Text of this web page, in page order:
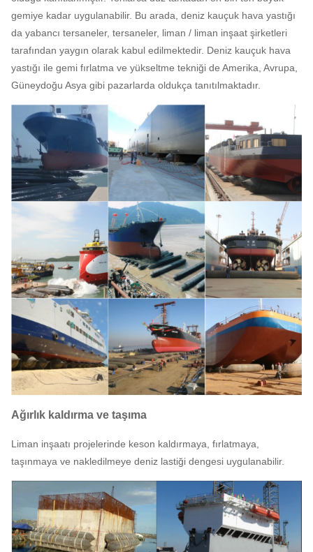
gemiye kadar uygulanabilir. Bu arada, deniz kauçuk hava yastığı
da yabancı tersaneler, tersaneler, liman / liman inşaat şirketleri
tarafından yaygın olarak kabul edilmektedir. Deniz kauçuk hava
yastığı ile gemi fırlatma ve yükseltme tekniği de Amerika, Avrupa,
Güneydoğu Asya gibi pazarlarda oldukça tanıtılmaktadır.
Ağırlık kaldırma ve taşıma
Liman inşaatı projelerinde keson kaldırmaya, fırlatmaya,
taşınmaya ve nakledilmeye deniz lastiği dengesi uygulanabilir.